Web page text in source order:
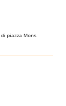
piazza Mons.